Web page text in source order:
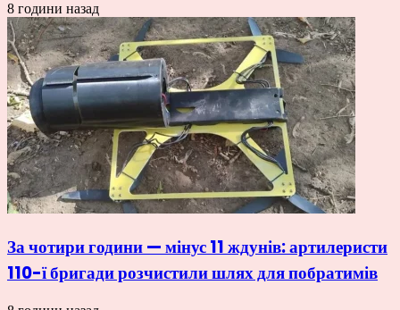
8 години назад
За чотири години — мінус 11 ждунів: артилеристи
110-ї бригади розчистили шлях для побратимів